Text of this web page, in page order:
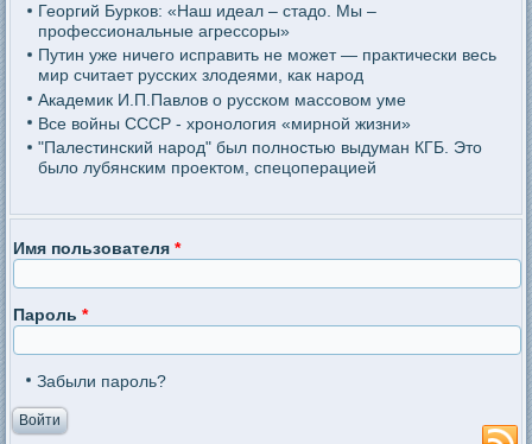
Георгий Бурков: «Наш идеал – стадо. Мы –
профессиональные агрессоры»
Путин уже ничего исправить не может — практически весь
мир считает русских злодеями, как народ
Академик И.П.Павлов о русском массовом уме
Все войны СССР - хронология «мирной жизни»
"Палестинский народ" был полностью выдуман КГБ. Это
было лубянским проектом, спецоперацией
Имя пользователя*
Пароль*
Забыли пароль?